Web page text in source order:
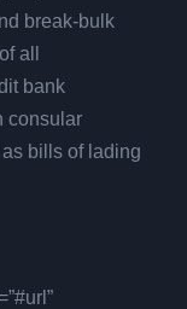
break-bulk
all
bank
consular
bills of lading